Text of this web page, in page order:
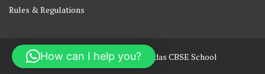
Rules & Regulations
© All right reserved 2026 Hadas CBSE School
How can I help you?